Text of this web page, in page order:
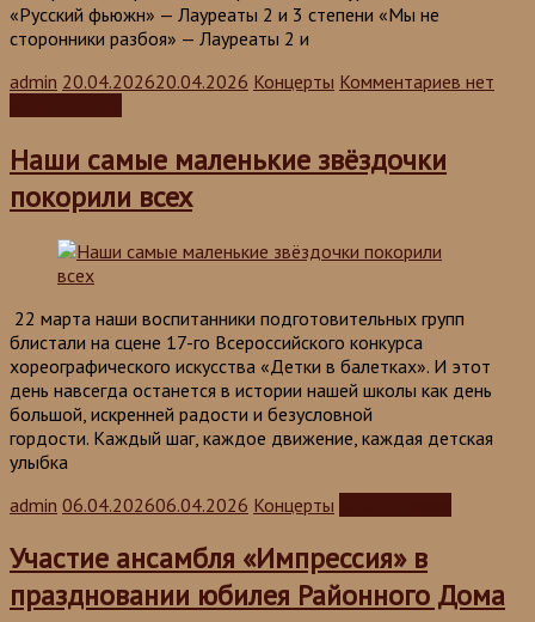
«Русский фьюжн» — Лауреаты 2 и 3 степени «Мы не
сторонники разбоя» — Лауреаты 2 и
admin 20.04.202620.04.2026 Концерты Комментариев нет
Наши самые маленькие звёздочки
покорили всех
22 марта наши воспитанники подготовительных групп
блистали на сцене 17-го Всероссийского конкурса
хореографического искусства «Детки в балетках». И этот
день навсегда останется в истории нашей школы как день
большой, искренней радости и безусловной
гордости. Каждый шаг, каждое движение, каждая детская
улыбка
admin 06.04.202606.04.2026 Концерты
Участие ансамбля «Импрессия» в
праздновании юбилея Районного Дома